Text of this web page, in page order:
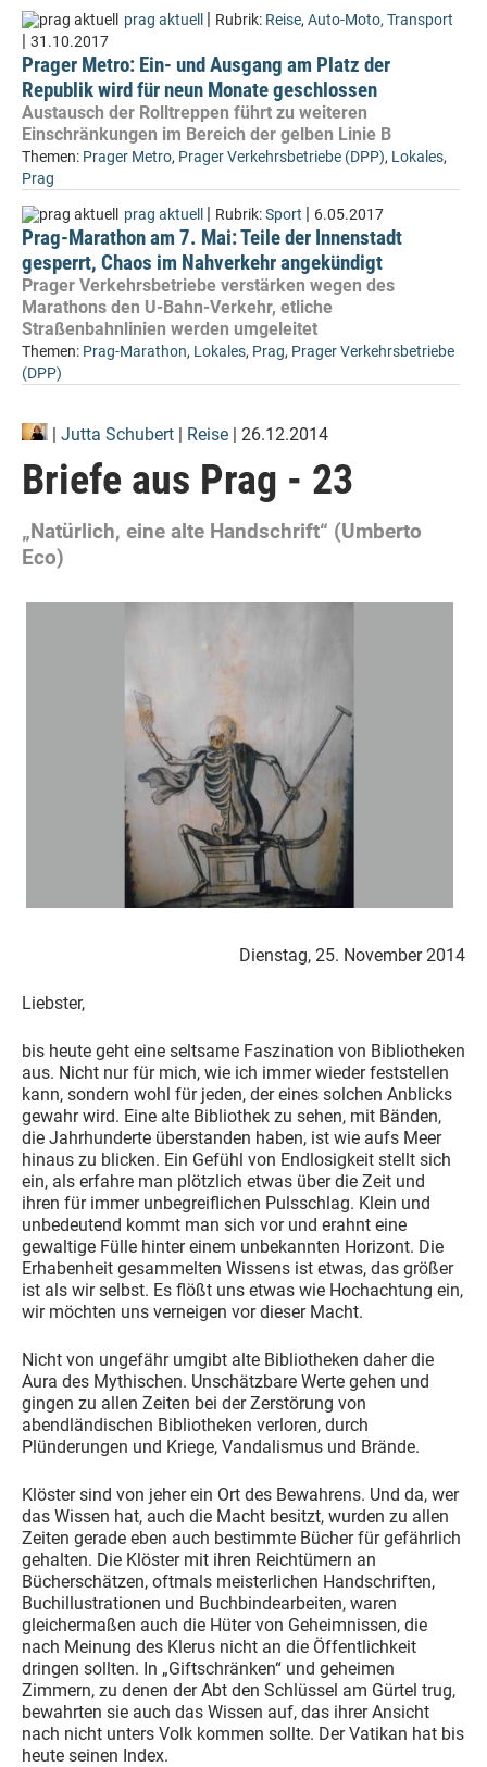
prag aktuell | Rubrik: Reise, Auto-Moto, Transport
| 31.10.2017
Prager Metro: Ein- und Ausgang am Platz der
Republik wird für neun Monate geschlossen
Austausch der Rolltreppen führt zu weiteren
Einschränkungen im Bereich der gelben Linie B
Themen: Prager Metro, Prager Verkehrsbetriebe (DPP), Lokales,
Prag
prag aktuell | Rubrik:Sport | 6.05.2017
Prag-Marathon am 7. Mai: Teile der Innenstadt
gesperrt, Chaos im Nahverkehr angekündigt
Prager Verkehrsbetriebe verstärken wegen des
Marathons den U-Bahn-Verkehr, etliche
Straßenbahnlinien werden umgeleitet
Themen: Prag-Marathon, Lokales, Prag, Prager Verkehrsbetriebe
(DPP)
| Jutta Schubert | Reise | 26.12.2014
Briefe aus Prag - 23
„Natürlich, eine alte Handschrift“ (Umberto
Eco)
Dienstag, 25. November 2014
Liebster,
bis heute geht eine seltsame Faszination von Bibliotheken
aus. Nicht nur für mich, wie ich immer wieder feststellen
kann, sondern wohl für jeden, der eines solchen Anblicks
gewahr wird. Eine alte Bibliothek zu sehen, mit Bänden,
die Jahrhunderte überstanden haben, ist wie aufs Meer
hinaus zu blicken. Ein Gefühl von Endlosigkeit stellt sich
ein, als erfahre man plötzlich etwas über die Zeit und
ihren für immer unbegreiflichen Pulsschlag. Klein und
unbedeutend kommt man sich vor und erahnt eine
gewaltige Fülle hinter einem unbekannten Horizont. Die
Erhabenheit gesammelten Wissens ist etwas, das größer
ist als wir selbst. Es flößt uns etwas wie Hochachtung ein,
wir möchten uns verneigen vor dieser Macht.
Nicht von ungefähr umgibt alte Bibliotheken daher die
Aura des Mythischen. Unschätzbare Werte gehen und
gingen zu allen Zeiten bei der Zerstörung von
abendländischen Bibliotheken verloren, durch
Plünderungen und Kriege, Vandalismus und Brände.
Klöster sind von jeher ein Ort des Bewahrens. Und da, wer
das Wissen hat, auch die Macht besitzt, wurden zu allen
Zeiten gerade eben auch bestimmte Bücher für gefährlich
gehalten. Die Klöster mit ihren Reichtümern an
Bücherschätzen, oftmals meisterlichen Handschriften,
Buchillustrationen und Buchbindearbeiten, waren
gleichermaßen auch die Hüter von Geheimnissen, die
nach Meinung des Klerus nicht an die Öffentlichkeit
dringen sollten. In „Giftschränken“ und geheimen
Zimmern, zu denen der Abt den Schlüssel am Gürtel trug,
bewahrten sie auch das Wissen auf, das ihrer Ansicht
nach nicht unters Volk kommen sollte. Der Vatikan hat bis
heute seinen Index.